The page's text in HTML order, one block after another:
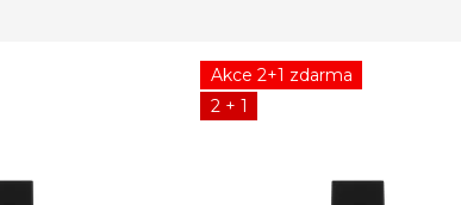
Akce 2+1 zdarma
2 + 1